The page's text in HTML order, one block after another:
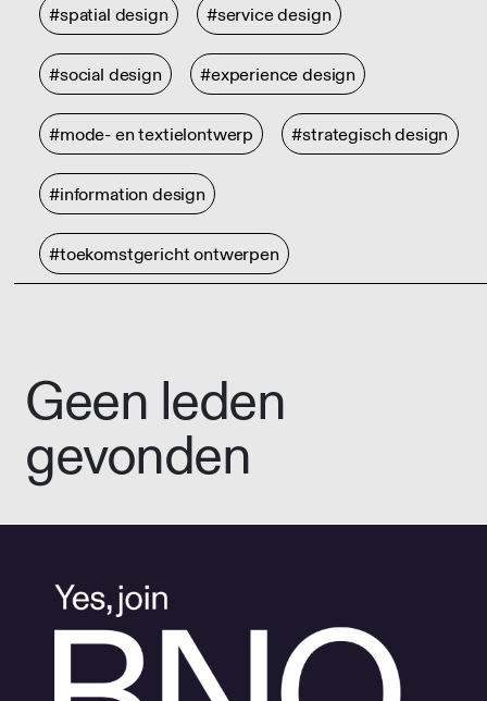
#spatial design #service design
#social design #experience design
#mode- en textielontwerp #strategisch design
#information design
#toekomstgericht ontwerpen
Geen leden
gevonden